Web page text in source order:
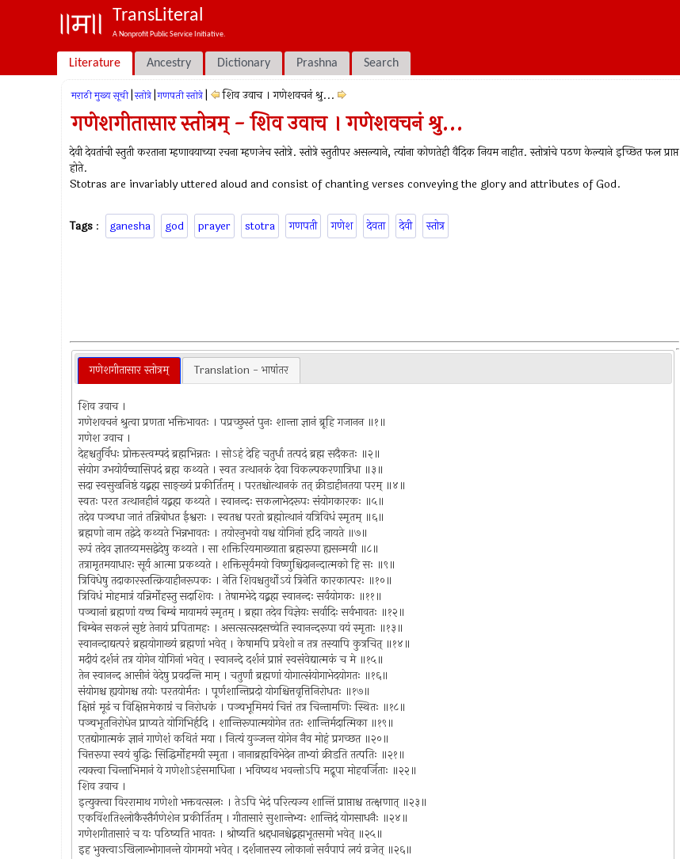
TransLiteral
A Nonprofit Public Service Initiative.
Literature Ancestry Dictionary Prashna Search
मराठी मुख्य सूची स्तोत्रे गणपती स्तोत्रे शिव उवाच । गणेशवचनं श्रु...
गणेशगीतासार स्तोत्रम् - शिव उवाच । गणेशवचनं श्रु...
देवी देवतांची स्तुती करताना म्हणावयाच्या रचना म्हणजेच स्तोत्रे. स्तोत्रे स्तुतीपर असल्याने, त्यांना कोणतेही वैदिक नियम नाहीत. स्तोत्रांचे पठण केल्याने इच्छित फल प्राप्त
होते.
Stotras are invariably uttered aloud and consist of chanting verses conveying the glory and attributes of God.
Tags : ganesha god prayer stotra गणपती गणेश देवता देवी स्तोत्र
गणेशगीतासार स्तोत्रम् Translation - भाषांतर
शिव उवाच ।
गणेशवचनं श्रुत्वा प्रणता भक्तिभावतः । पप्रच्छुस्तं पुनः शान्ता ज्ञानं ब्रूहि गजानन ॥१॥
गणेश उवाच ।
देहश्चतुर्विधः प्रोक्तस्त्वम्पदं ब्रह्मभिन्नतः । सोऽहं देहि चतुर्धा तत्पदं ब्रह्म सदैकतः ॥२॥
संयोग उभयोर्यच्चासिपदं ब्रह्म कथ्यते । स्वत उत्थानकं देवा विकल्पकरणात्रिधा ॥३॥
सदा स्वसुखनिष्ठं यद्ब्रह्म साङ्ख्यं प्रकीर्तितम् । परतश्चोत्थानकं तत् क्रीडाहीनतया परम् ॥४॥
स्वतः परत उत्थानहीनं यद्ब्रह्म कथ्यते । स्वानन्दः सकलाभेदरूपः संयोगकारकः ॥५॥
तदेव पञ्चधा जातं तन्निबोधत ईश्वराः । स्वतश्च परतो ब्रह्मोत्थानं यत्रिविधं स्मृतम् ॥६॥
ब्रह्मणो नाम तद्वेदे कथ्यते भिन्नभावतः । तयोरनुभवो यश्च योगिनां हृदि जायते ॥७॥
रूपं तदेव ज्ञातव्यमसद्वेदेषु कथ्यते । सा शक्तिरियमाख्याता ब्रह्मरूपा ह्यसन्मयी ॥८॥
तत्रामृतमयाधारः सूर्य आत्मा प्रकथ्यते । शक्तिसूर्यमयो विष्णुश्चिदानन्दात्मको हि सः ॥९॥
त्रिविधेषु तदाकारस्तत्क्रियाहीनरूपकः । नेति शिवश्चतुर्थोऽयं त्रिनेति कारकात्परः ॥१०॥
त्रिविधं मोहमात्रं यन्निर्मोहस्तु सदाशिवः । तेषामभेदे यद्ब्रह्म स्वानन्दः सर्वयोगकः ॥११॥
पञ्चानां ब्रह्मणां यच्च बिम्बं मायामयं स्मृतम् । ब्रह्मा तदेव विज्ञेयः सर्वादिः सर्वभावतः ॥१२॥
बिम्बेन सकलं सृष्टं तेनायं प्रपितामहः । असत्सत्सदसच्चेति स्वानन्दरूपा वयं स्मृताः ॥१३॥
स्वानन्दाद्यत्परं ब्रह्मयोगाख्यं ब्रह्मणां भवेत् । केषामपि प्रवेशो न तत्र तस्यापि कुत्रचित् ॥१४॥
मदीयं दर्शनं तत्र योगेन योगिनां भवेत् । स्वानन्दे दर्शनं प्राप्तं स्वसंवेद्यात्मकं च मे ॥१५॥
तेन स्वानन्द आसीनं वेदेषु प्रवदन्ति माम् । चतुर्णां ब्रह्मणां योगात्संयोगाभेदयोगतः ॥१६॥
संयोगश्च ह्ययोगश्च तयोः परतयोर्मतः । पूर्णशान्तिप्रदो योगश्चित्तवृत्तिनिरोधतः ॥१७॥
क्षिप्तं मूढं च विक्षिप्तमेकाग्रं च निरोधकं । पञ्चभूमिमयं चित्तं तत्र चिन्तामणिः स्थितः ॥१८॥
पञ्चभूतनिरोधेन प्राप्यते योगिभिर्हृदि । शान्तिरूपात्मयोगेन ततः शान्तिर्मदात्मिका ॥१९॥
एतद्योगात्मकं ज्ञानं गाणेशं कथितं मया । नित्यं युञ्जन्त योगेन नैव मोहं प्रगच्छत ॥२०॥
चित्तरूपा स्वयं बुद्धिः सिद्धिर्मोहमयी स्मृता । नानाब्रह्मविभेदेन ताभ्यां क्रीडति तत्पतिः ॥२१॥
त्यक्त्वा चिन्ताभिमानं ये गणेशोऽहंसमाधिना । भविष्यथ भवन्तोऽपि मद्रूपा मोहवर्जिताः ॥२२॥
शिव उवाच ।
इत्युक्त्वा विररामाथ गणेशो भक्तवत्सलः । तेऽपि भेदं परित्यज्य शान्तिं प्राप्ताश्च तत्क्षणात् ॥२३॥
एकविंशतिश्लोकैस्तैर्गणेशेन प्रकीर्तितम् । गीतासारं सुशान्तेभ्यः शान्तिदं योगसाधनैः ॥२४॥
गणेशगीतासारं च यः पठिष्यति भावतः । श्रोष्यति श्रद्दधानश्चेद्ब्रह्मभूतसमो भवेत् ॥२५॥
इह भुक्त्वाऽखिलान्भोगानन्ते योगमयो भवेत् । दर्शनात्तस्य लोकानां सर्वपापं लयं व्रजेत् ॥२६॥